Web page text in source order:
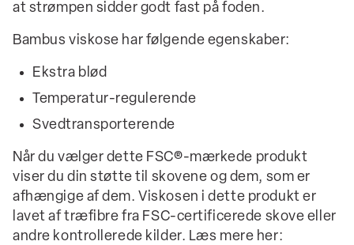
at strømpen sidder godt fast på foden.
Bambus viskose har følgende egenskaber:
Ekstra blød
Temperatur-regulerende
Svedtransporterende
Når du vælger dette FSC®-mærkede produkt
viser du din støtte til skovene og dem, som er
afhængige af dem. Viskosen i dette produkt er
lavet af træfibre fra FSC-certificerede skove eller
andre kontrollerede kilder. Læs mere her: